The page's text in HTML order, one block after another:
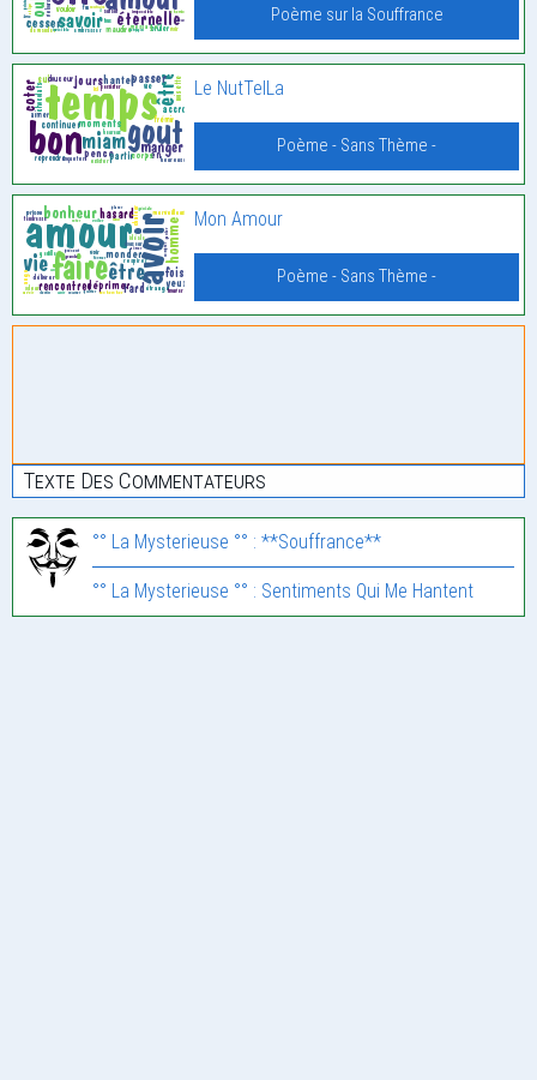
Poème sur la Souffrance
Le NutTelLa
Poème - Sans Thème -
Mon Amour
Poème - Sans Thème -
Texte Des Commentateurs
°° La Mysterieuse °° : **Souffrance**
°° La Mysterieuse °° : Sentiments Qui Me Hantent